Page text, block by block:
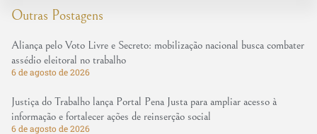
Outras Postagens
Aliança pelo Voto Livre e Secreto: mobilização nacional busca combater
assédio eleitoral no trabalho
6 de agosto de 2026
Justiça do Trabalho lança Portal Pena Justa para ampliar acesso à
informação e fortalecer ações de reinserção social
6 de agosto de 2026